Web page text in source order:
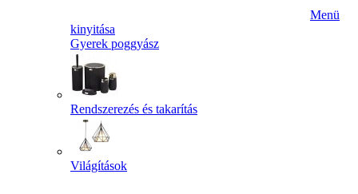
Menü
kinyitása
Gyerek poggyász
Rendszerezés és takarítás
Világítások